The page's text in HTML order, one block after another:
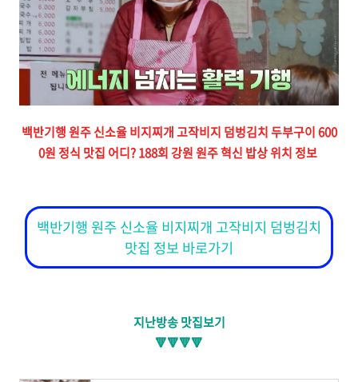
백반기행 원주 신소율 비지찌개 고작비지 덤벙김치 두부구이 600
0원 정식 맛집 어디? 188회 강원 원주 혁신 밥상 위치 정보
백반기행 원주 신소율 비지찌개 고작비지 덤벙김치
맛집 정보 바로가기
지난방송 맛집보기
🔻🔻🔻🔻